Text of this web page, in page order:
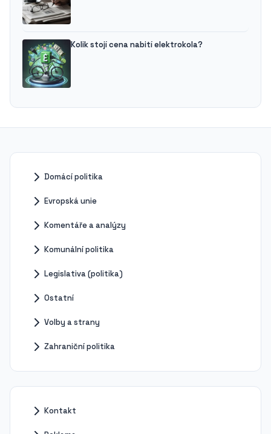
Kolik stojí cena nabití elektrokola?
Domácí politika
Evropská unie
Komentáře a analýzy
Komunální politika
Legislativa (politika)
Ostatní
Volby a strany
Zahraniční politika
Kontakt